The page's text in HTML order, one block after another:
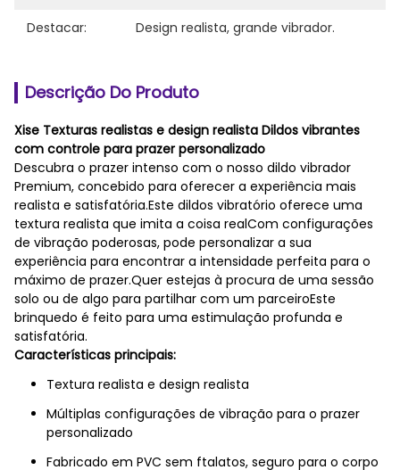
Destacar: Design realista, grande vibrador.
Descrição Do Produto
Xise Texturas realistas e design realista Dildos vibrantes
com controle para prazer personalizado
Descubra o prazer intenso com o nosso dildo vibrador
Premium, concebido para oferecer a experiência mais
realista e satisfatória.Este dildos vibratório oferece uma
textura realista que imita a coisa realCom configurações
de vibração poderosas, pode personalizar a sua
experiência para encontrar a intensidade perfeita para o
máximo de prazer.Quer estejas à procura de uma sessão
solo ou de algo para partilhar com um parceiroEste
brinquedo é feito para uma estimulação profunda e
satisfatória.
Características principais:
Textura realista e design realista
Múltiplas configurações de vibração para o prazer
personalizado
Fabricado em PVC sem ftalatos, seguro para o corpo